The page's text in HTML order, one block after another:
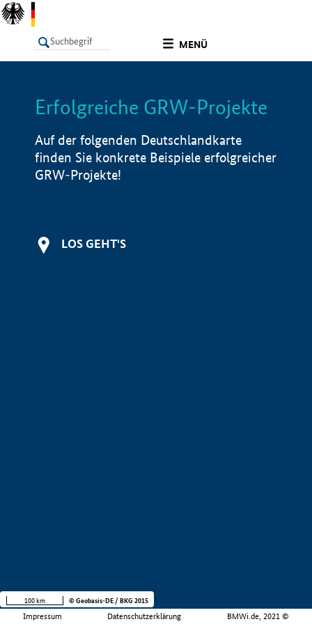
MENÜ
LISTE Info
Erfolgreiche GRW-Projekte
Auf der folgenden Deutschlandkarte
finden Sie konkrete Beispiele erfolgreicher
GRW-Projekte!
LOS GEHT'S
Impressum Datenschutzerklärung BMWi.de, 2021 ©
100 km © Geobasis-DE / BKG 2015